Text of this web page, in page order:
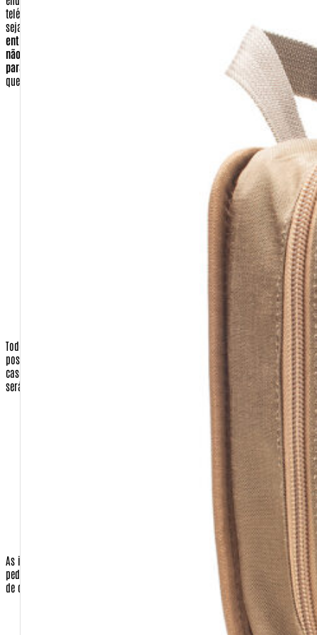
seja reenviado.
entrega novamente de forma gratuita e não o fará. Por esse motivo e para
não ter um custo a mais, certifique-se de que seu endereço esta correto
para a entrega.
Dados que você deve preencher que serão essenciais para
que o comprador seja identificado.
Senha (você escolherá no ato de se cadastrar)
Todos os dados de endereçamento são utilizados apenas para que
possamos enviar os produtos requisitados pelo cliente, ou a nota fiscal, em
caso de presente para terceiros.
Nenhuma correspondência promocional
será enviada sem o consentimento do cliente.
Operadora do Cartão de Crédito (apenas quando a opção de
Número do Cartão de Crédito (apenas quando a opção de
Código de Segurança do Cartão de Crédito (apenas quando a
Validade do cartão (apenas quando a opção de pagamento
As informações do cartão de crédito são necessárias para o faturamento do
pedido, apenas quando o cliente for efetuar o pagamento com o seu cartão
de crédito.No caso de envio de sua compra para terceiros:
Nome completo da pessoa que receberá a encomenda.